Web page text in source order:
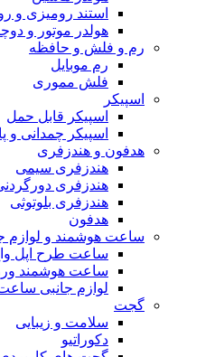
استند رومیزی و
هولدر موتور و
رم و فلش و حافظه
رم موبایل
فلش مموری
اسپیکر
اسپیکر قابل حمل
اسپیکر چمدانی و
هدفون و هندزفری
هندزفری سیمی
هندزفری
هندزفری بلوتوثی
هدفون
ساعت هوشمند و لوازم
ساعت طرح اپل
ساعت هوشمند
لوازم جانبی
گجت
سلامت و زیبایی
دکوراتیو